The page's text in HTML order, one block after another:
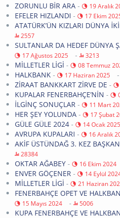
ZORUNLU BİR ARA - 19 Aralık
EFELER HIZLANDI - 17 Ekim
ATATÜRK’ÜN KIZLARI DÜNYA
2557
SULTANLAR DA HEDEF DÜNYA
17 Ağustos 2025 - 3213
MİLLETLER LİGİ - 08 Temmuz
HALKBANK - 17 Haziran 2025 -
ZİRAAT BANKKART ZİRVE DE -
KUPALAR FENERBAHÇE’NİN -
İLGİNÇ SONUÇLAR - 11 Mart
HER ŞEY YOLUNDA - 17 Şubat
GÜLE GÜLE 2024 - 14 Ocak 2025
AVRUPA KUPALARI - 16 Aralık
AKİF ÜSTÜNDAĞ 3. KEZ
28384
OKTAR AĞABEY - 16 Ekim 2024
ENVER GÖÇENER - 14 Eylül
MİLLETLER LİGİ - 21 Haziran
FENERBAHÇE OPET VE
15 Mayıs 2024 - 5006
KUPA FENERBAHÇE VE